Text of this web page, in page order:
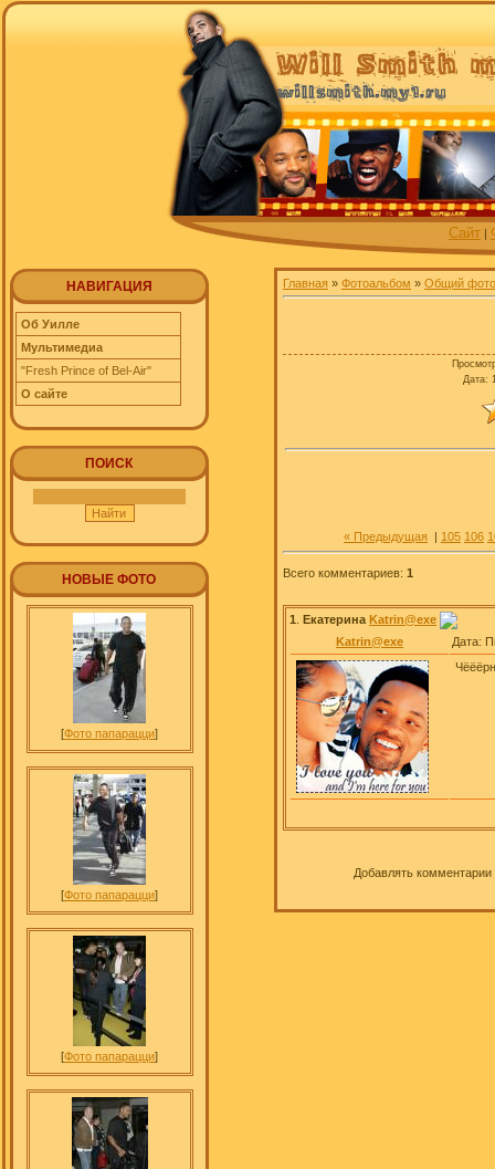
Сайт |
НАВИГАЦИЯ
Об Уилле
Мультимедиа
"Fresh Prince of Bel-Air"
О сайте
ПОИСК
НОВЫЕ ФОТО
[Фото папарацци]
[Фото папарацци]
[Фото папарацци]
Главная » Фотоальбом » Общий
Дата:
« Предыдущая | 105 106
Всего комментариев: 1
1 Екатерина Katrin@exe
Katrin@exe
Дата:
Добавлять комментарии